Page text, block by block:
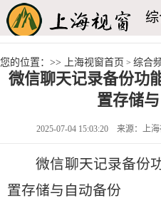
您的位置：>> 上海视窗首页 > 综合
微信聊天记录备份功
置存储
2025-07-04 15:03:20 来源：上海
微信聊天记录备份功
置存储与自动备份